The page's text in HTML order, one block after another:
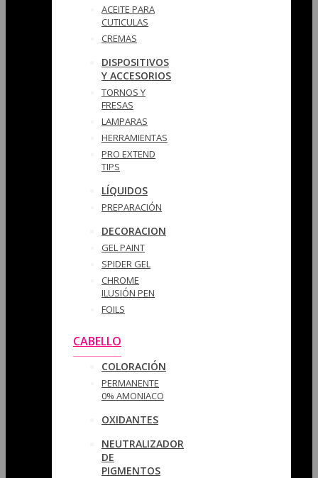
ACEITE PARA
CUTICULAS
CREMAS
DISPOSITIVOS
Y ACCESORIOS
TORNOS Y
FRESAS
LAMPARAS
HERRAMIENTAS
PRO EXTEND
TIPS
LÍQUIDOS
PREPARACIÓN
DECORACION
GEL PAINT
SPIDER GEL
CHROME
ILUSIÓN PEN
FOILS
CABELLO
COLORACIÓN
PERMANENTE
0% AMONIACO
OXIDANTES
NEUTRALIZADOR
DE
PIGMENTOS